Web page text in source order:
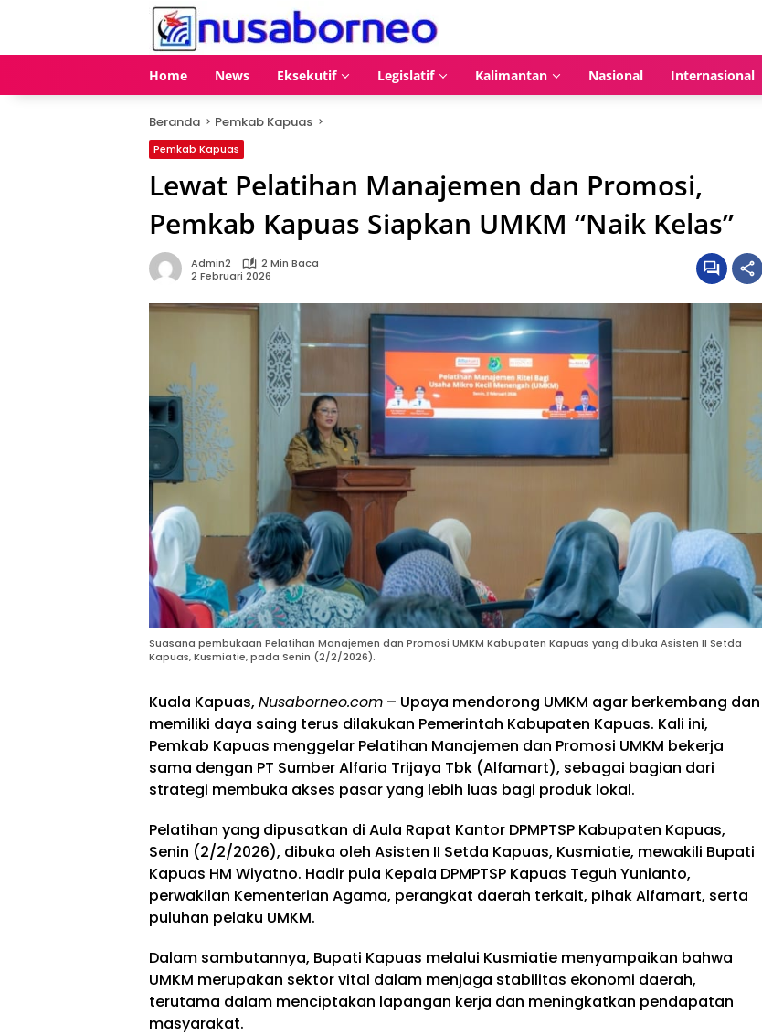
Home News Eksekutif Legislatif Kalimantan Nasional Internasional
Beranda Pemkab Kapuas
Pemkab Kapuas
Lewat Pelatihan Manajemen dan Promosi,
Pemkab Kapuas Siapkan UMKM “Naik Kelas”
Admin2
2 Min Baca
2 Februari 2026
Suasana pembukaan Pelatihan Manajemen dan Promosi UMKM Kabupaten Kapuas yang dibuka Asisten II Setda
Kapuas, Kusmiatie, pada Senin (2/2/2026).
Kuala Kapuas, Nusaborneo.com – Upaya mendorong UMKM agar berkembang dan
memiliki daya saing terus dilakukan Pemerintah Kabupaten Kapuas. Kali ini,
Pemkab Kapuas menggelar Pelatihan Manajemen dan Promosi UMKM bekerja
sama dengan PT Sumber Alfaria Trijaya Tbk (Alfamart), sebagai bagian dari
strategi membuka akses pasar yang lebih luas bagi produk lokal.
Pelatihan yang dipusatkan di Aula Rapat Kantor DPMPTSP Kabupaten Kapuas,
Senin (2/2/2026), dibuka oleh Asisten II Setda Kapuas, Kusmiatie, mewakili Bupati
Kapuas HM Wiyatno. Hadir pula Kepala DPMPTSP Kapuas Teguh Yunianto,
perwakilan Kementerian Agama, perangkat daerah terkait, pihak Alfamart, serta
puluhan pelaku UMKM.
Dalam sambutannya, Bupati Kapuas melalui Kusmiatie menyampaikan bahwa
UMKM merupakan sektor vital dalam menjaga stabilitas ekonomi daerah,
terutama dalam menciptakan lapangan kerja dan meningkatkan pendapatan
masyarakat.